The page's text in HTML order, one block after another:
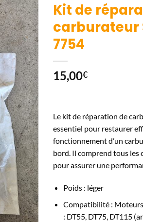
Kit de
carburateur
7754
15,00€
Le kit de réparation de
essentiel pour restaurer
fonctionnement d’un
bord. Il comprend tous les
pour assurer une
Poids : léger
Compatibilité :
: DT55, DT75, DT115